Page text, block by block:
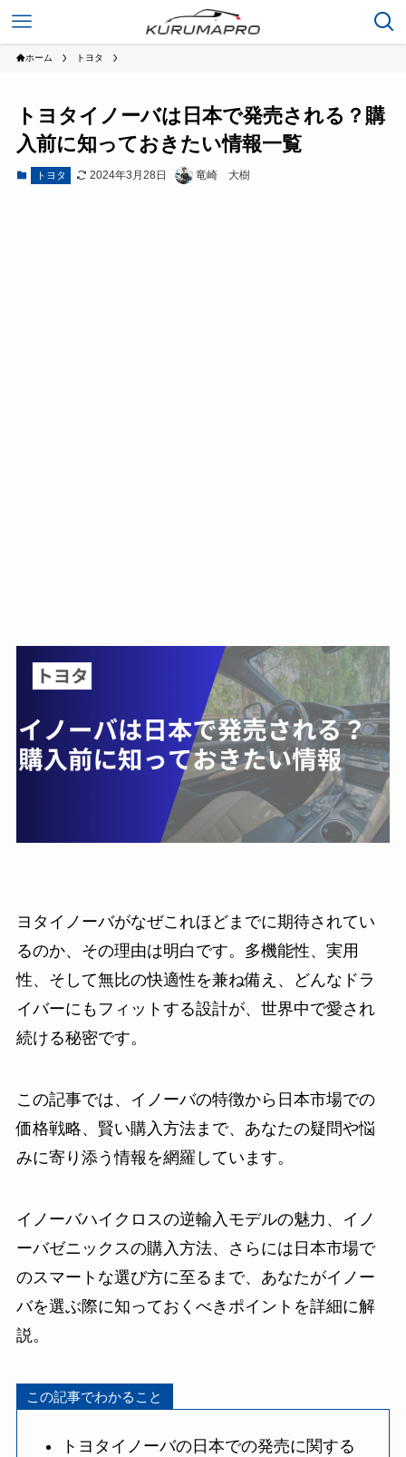
ホーム トヨタ
トヨタイノーバは日本で発売される？購
入前に知っておきたい情報一覧
トヨタ 2024年3月28日 竜崎 大樹
ヨタイノーバがなぜこれほどまでに期待されてい
るのか、その理由は明白です。多機能性、実用
性、そして無比の快適性を兼ね備え、どんなドラ
イバーにもフィットする設計が、世界中で愛され
続ける秘密です。
この記事では、イノーバの特徴から日本市場での
価格戦略、賢い購入方法まで、あなたの疑問や悩
みに寄り添う情報を網羅しています。
イノーバハイクロスの逆輸入モデルの魅力、イノ
ーバゼニックスの購入方法、さらには日本市場で
のスマートな選び方に至るまで、あなたがイノー
バを選ぶ際に知っておくべきポイントを詳細に解
説。
この記事でわかること
トヨタイノーバの日本での発売に関する